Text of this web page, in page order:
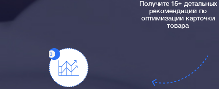
Получите 15+ детальных
рекомендаций по
оптимизации карточки
товара